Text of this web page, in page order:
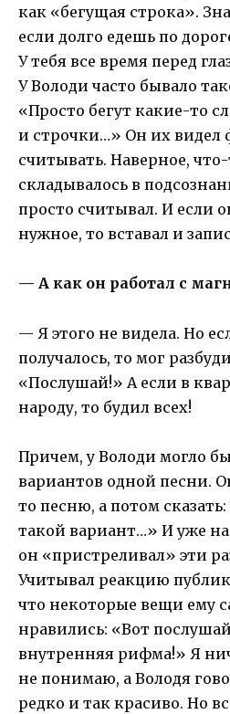
как «бегущая строка».
если долго едешь по
У тебя все время перед
У Володи часто бывало
«Просто бегут какие-то
и строчки…» Он их видел
считывать. Наверное, что-
складывалось в
просто считывал. И если
нужное, то вставал и
— А как он работал с
— Я этого не видела. Но
получалось, то мог
«Послушай!» А если в
народу, то будил всех!
Причем, у Володи могло
вариантов одной песни.
то песню, а потом
такой вариант…» И уже
он «пристреливал» эти
Учитывал реакцию
что некоторые вещи ему
нравились: «Вот
внутренняя рифма!» Я
не понимаю, а Володя
редко и так красиво. Но